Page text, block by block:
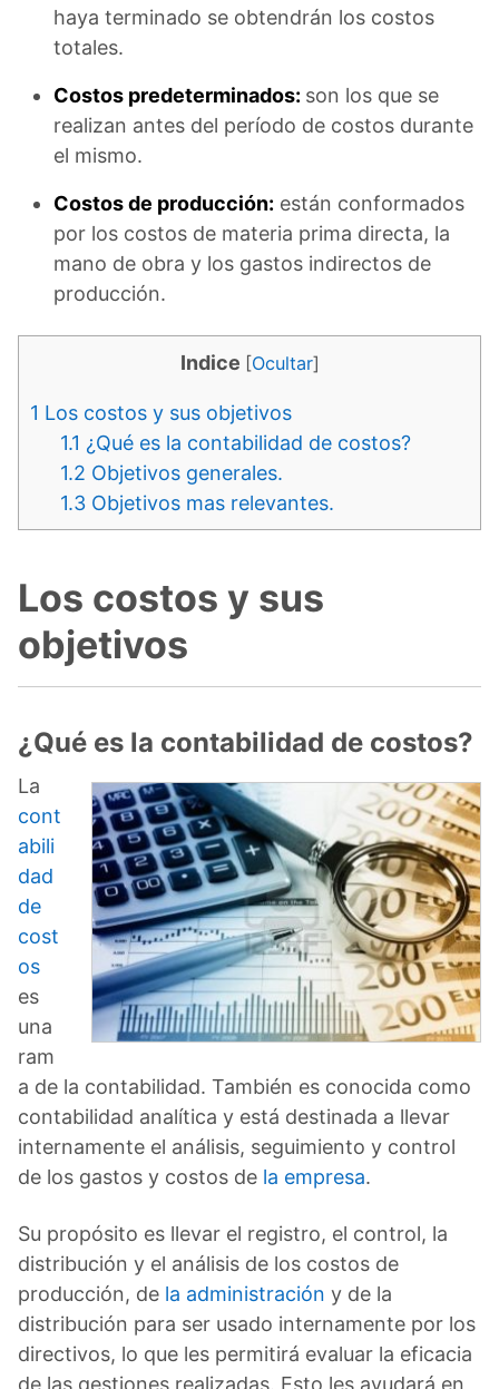
haya terminado se obtendrán los costos
totales.
Costos predeterminados: son los que se
realizan antes del período de costos durante
el mismo.
Costos de producción: están conformados
por los costos de materia prima directa, la
mano de obra y los gastos indirectos de
producción.
Indice [Ocultar]
1 Los costos y sus objetivos
1.1 ¿Qué es la contabilidad de costos?
1.2 Objetivos generales.
1.3 Objetivos mas relevantes.
Los costos y sus
objetivos
¿Qué es la contabilidad de costos?
La
cont
abili
dad
de
cost
os
es
una
ram
a de la contabilidad. También es conocida como
contabilidad analítica y está destinada a llevar
internamente el análisis, seguimiento y control
de los gastos y costos de la empresa.
Su propósito es llevar el registro, el control, la
distribución y el análisis de los costos de
producción, de la administración y de la
distribución para ser usado internamente por los
directivos, lo que les permitirá evaluar la eficacia
de las gestiones realizadas. Esto les ayudará en